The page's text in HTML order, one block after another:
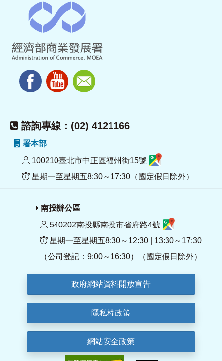
諮詢專線：(02) 4121166
署本部
100210臺北市中正區福州街15號
星期一至星期五8:30～17:30（國定假日除外）
南投辦公區
540202南投縣南投市省府路4號
星期一至星期五8:30～12:30 | 13:30～17:30
（公司登記：9:00～16:30）（國定假日除外）
政府網站資料開放宣告
隱私權政策
網站安全政策